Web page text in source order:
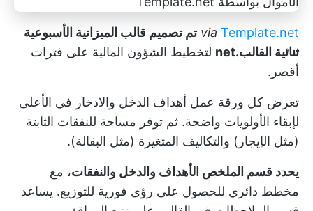
via Template.net
تم تصميم قالب الميزانية الأسبوعية
ثنائية القالب.net
لتخطيط الشؤون المالية على فترات
أقصر.
تعرض كل ورقة عمل أهداف الدخل والادخار في الأعلى
لإبقاء الأولويات واضحة. ثم توفر مساحة للنفقات الثابتة
(مثل الإيجار) والتكاليف المتغيرة (مثل البقالة).
يحدد قسم الملخص الأهداف والدخل والنفقات، مع
مخطط دائري للحصول على رؤى فورية للتوزيع. يساعد